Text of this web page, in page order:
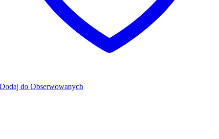
Dodaj do Obserwowanych